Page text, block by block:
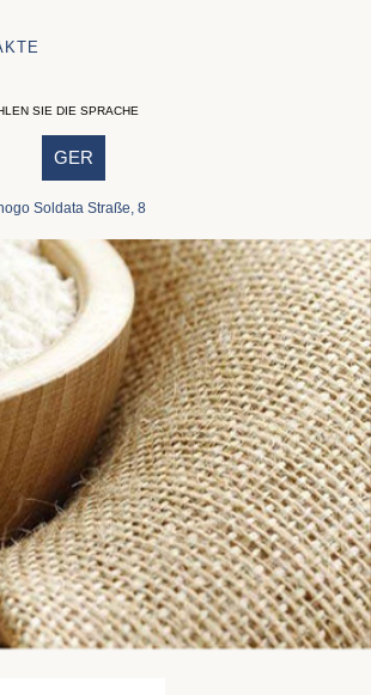
SIE DIE SPRACHE
GER
Soldata Straße, 8